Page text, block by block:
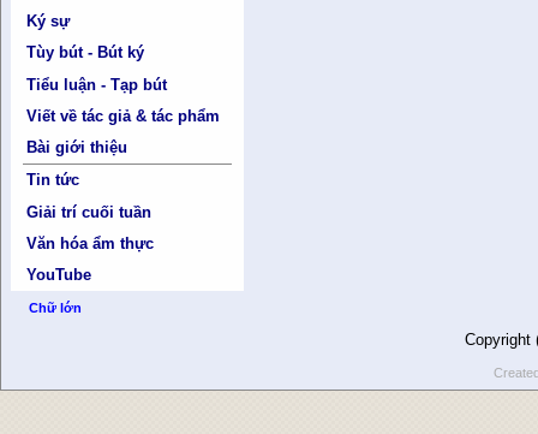
Ký sự
Tùy bút - Bút ký
Tiểu luận - Tạp bút
Viết về tác giả & tác phẩm
Bài giới thiệu
Tin tức
Giải trí cuối tuần
Văn hóa ẩm thực
YouTube
Chữ lớn
Copyright